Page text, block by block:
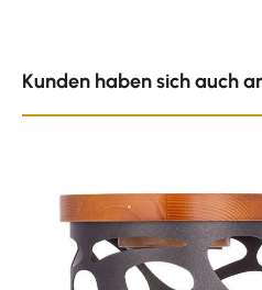
Kunden haben sich auch